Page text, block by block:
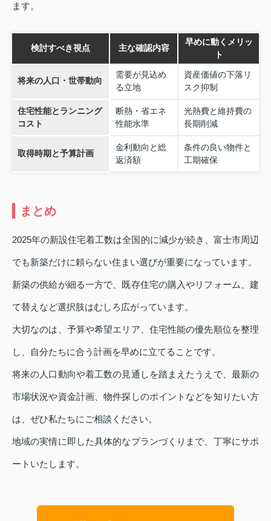
ます。
検討すべき視点 主な確認内容
早めに動くメリッ
ト
将来の人口・世帯動向
需要が見込め
る立地
資産価値の下落リ
スク抑制
住宅性能とランニング
コスト
断熱・省エネ
性能水準
光熱費と維持費の
長期削減
取得時期と予算計画
金利動向と総
返済額
条件の良い物件と
工期確保
まとめ
2025年の新設住宅着工数は全国的に減少が続き、富士市周辺
でも新築だけに頼らない住まい選びが重要になっています。
新築の供給が細る一方で、既存住宅の購入やリフォーム、建
て替えなど選択肢はむしろ広がっています。
大切なのは、予算や希望エリア、住宅性能の優先順位を整理
し、自分たちに合う計画を早めに立てることです。
将来の人口動向や着工数の見通しを踏まえたうえで、最新の
市場状況や資金計画、物件探しのポイントなどを知りたい方
は、ぜひ私たちにご相談ください。
地域の実情に即した具体的なプランづくりまで、丁寧にサポ
ートいたします。